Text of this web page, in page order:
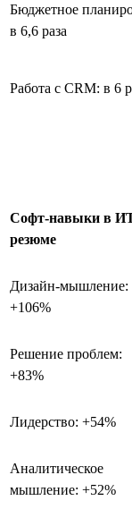
Бюджетное
в 6,6 раза
Работа с CRM: в 6
Софт-навыки в
резюме
Дизайн-мышление:
+106%
Решение проблем:
+83%
Лидерство: +54%
Аналитическое
мышление: +52%